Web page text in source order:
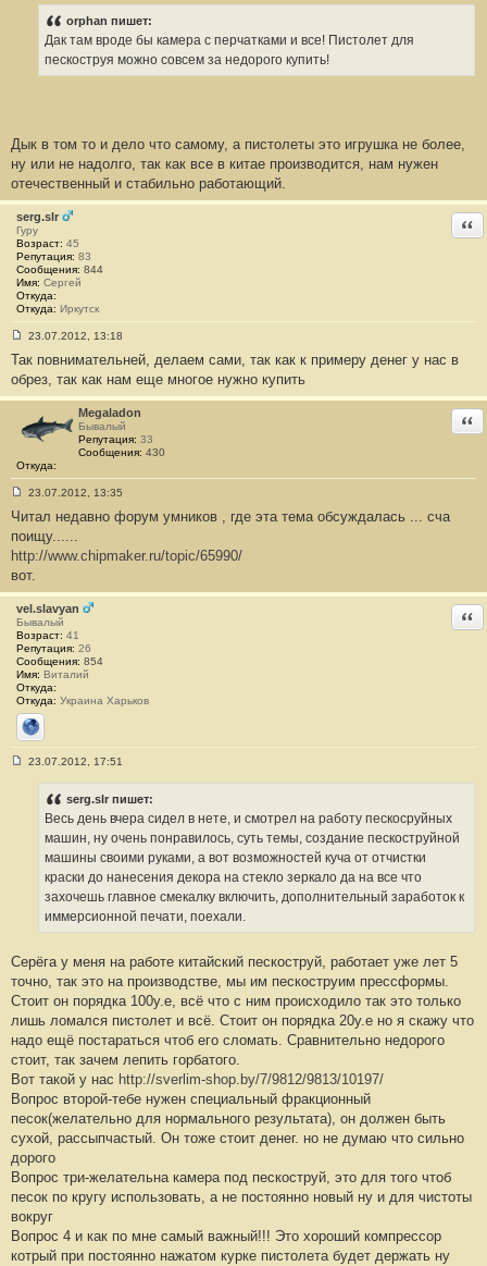
orphan пишет:
Дак там вроде бы камера с перчатками и все! Пистолет для
пескоструя можно совсем за недорого купить!
Дык в том то и дело что самому, а пистолеты это игрушка не более,
ну или не надолго, так как все в китае производится, нам нужен
отечественный и стабильно работающий.
serg.slr
Гуру
Возраст: 45
Репутация: 83
Сообщения: 844
Имя: Сергей
Откуда:
Откуда: Иркутск
о
о
б
щ
н
и
#
4
23.07.2012, 13:18
Так повнимательней, делаем сами, так как к примеру денег у нас в
обрез, так как нам еще многое нужно купить
Megaladon
Бывалый
Репутация: 33
Сообщения: 430
Откуда:
о
б
щ
е
н
и
е
#
5
23.07.2012, 13:35
Читал недавно форум умников , где эта тема обсуждалась ... сча
поищу......
http://www.chipmaker.ru/topic/65990/
вот.
vel.slavyan
Бывалый
Возраст: 41
Репутация: 26
Сообщения: 854
Имя: Виталий
Откуда:
Откуда: Украина Харьков
Сайт
23.07.2012, 17:51
serg.slr пишет:
Весь день вчера сидел в нете, и смотрел на работу пескосруйных
машин, ну очень понравилось, суть темы, создание пескоструйной
машины своими руками, а вот возможностей куча от отчистки
краски до нанесения декора на стекло зеркало да на все что
захочешь главное смекалку включить, дополнительный заработок к
иммерсионной печати, поехали.
Серёга у меня на работе китайский пескоструй, работает уже лет 5
точно, так это на производстве, мы им пескоструим прессформы.
Стоит он порядка 100у.е, всё что с ним происходило так это только
лишь ломался пистолет и всё. Стоит он порядка 20у.е но я скажу что
надо ещё постараться чтоб его сломать. Сравнительно недорого
стоит, так зачем лепить горбатого.
Вот такой у нас http://sverlim-shop.by/7/9812/9813/10197/
Вопрос второй-тебе нужен специальный фракционный
песок(желательно для нормального результата), он должен быть
сухой, рассыпчастый. Он тоже стоит денег. но не думаю что сильно
дорого
Вопрос три-желательна камера под пескоструй, это для того чтоб
песок по кругу использовать, а не постоянно новый ну и для чистоты
вокруг
Вопрос 4 и как по мне самый важный!!! Это хороший компрессор
котрый при постоянно нажатом курке пистолета будет держать ну